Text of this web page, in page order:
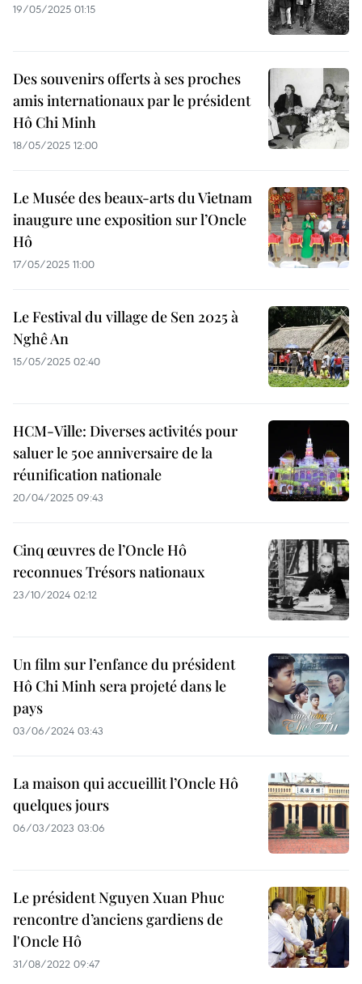
19/05/2025 01:15
Des souvenirs offerts à ses proches
amis internationaux par le président
Hô Chi Minh
18/05/2025 12:00
Le Musée des beaux-arts du Vietnam
inaugure une exposition sur l’Oncle
Hô
17/05/2025 11:00
Le Festival du village de Sen 2025 à
Nghê An
15/05/2025 02:40
HCM-Ville: Diverses activités pour
saluer le 50e anniversaire de la
réunification nationale
20/04/2025 09:43
Cinq œuvres de l’Oncle Hô
reconnues Trésors nationaux
23/10/2024 02:12
Un film sur l’enfance du président
Hô Chi Minh sera projeté dans le
pays
03/06/2024 03:43
La maison qui accueillit l’Oncle Hô
quelques jours
06/03/2023 03:06
Le président Nguyen Xuan Phuc
rencontre d’anciens gardiens de
l'Oncle Hô
31/08/2022 09:47